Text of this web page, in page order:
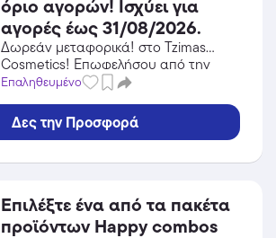
όριο αγορών! Ισχύει για
αγορές έως 31/08/2026.
Δωρεάν μεταφορικά! στο Tzimas
Cosmetics! Επωφελήσου από την
προσφορά σε Προσωπική Φροντίδα /
κέρδισε από τις εκπτώσεις!
Επαληθευμένο
Δες την Προσφορά
Επιλέξτε ένα από τα πακέτα
προϊόντων Happy combos